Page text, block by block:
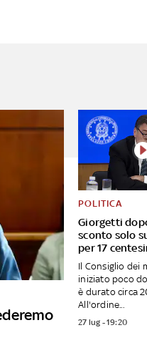
Giorgetti
sconto solo
per 17
POLITICA
Il Consiglio dei
iniziato poco
è durato circa
All'ordine...
27 lug - 19:20